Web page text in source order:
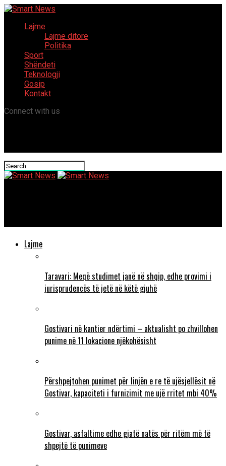
Lajme
Lajme ditore
Politika
Sport
Shëndeti
Teknologji
Gosip
Kontakt
Connect with us
Lajme
Taravari: Meqë studimet janë në shqip, edhe provimi i
jurisprudencës të jetë në këtë gjuhë
Gostivari në kantier ndërtimi – aktualisht po zhvillohen
punime në 11 lokacione njëkohësisht
Përshpejtohen punimet për linjën e re të ujësjellësit në
Gostivar, kapaciteti i furnizimit me ujë rritet mbi 40%
Gostivar, asfaltime edhe gjatë natës për ritëm më të
shpejtë të punimeve